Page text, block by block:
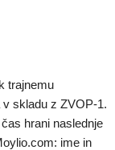
trajnemu
skladu z ZVOP-1.
hrani naslednje
ime in